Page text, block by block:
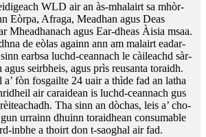
WLD air an às-mhalairt sa mhòr-
Eòrpa, Afraga, Meadhan agus Deas
Mheadhanach agus Ear-dheas Àisia msaa.
de eòlas againn ann am malairt eadar-
earbsa luchd-ceannach le càileachd sàr-
seirbheis, agus prìs reusanta toraidh.
a’ fòn fosgailte 24 uair a thìde fad an latha
air caraidean is luchd-ceannach gus
Tha sinn an dòchas, leis a’ cho-
urrainn dhuinn toraidhean consumable
inbhe a thoirt don t-saoghal air fad.